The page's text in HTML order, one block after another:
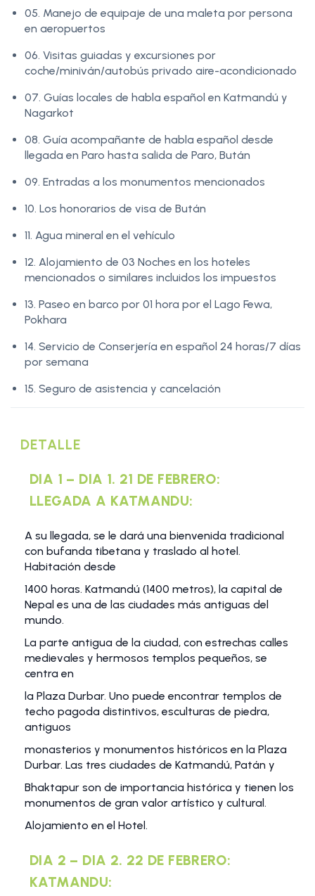
05. Manejo de equipaje de una maleta por persona
en aeropuertos
06. Visitas guiadas y excursiones por
coche/miniván/autobús privado aire-acondicionado
07. Guías locales de habla español en Katmandú y
Nagarkot
08. Guía acompañante de habla español desde
llegada en Paro hasta salida de Paro, Bután
09. Entradas a los monumentos mencionados
10. Los honorarios de visa de Bután
11. Agua mineral en el vehículo
12. Alojamiento de 03 Noches en los hoteles
mencionados o similares incluidos los impuestos
13. Paseo en barco por 01 hora por el Lago Fewa,
Pokhara
14. Servicio de Conserjería en español 24 horas/7 días
por semana
15. Seguro de asistencia y cancelación
DETALLE
DIA 1 – DIA 1. 21 DE FEBRERO:
LLEGADA A KATMANDU:
A su llegada, se le dará una bienvenida tradicional
con bufanda tibetana y traslado al hotel.
Habitación desde
1400 horas. Katmandú (1400 metros), la capital de
Nepal es una de las ciudades más antiguas del
mundo.
La parte antigua de la ciudad, con estrechas calles
medievales y hermosos templos pequeños, se
centra en
la Plaza Durbar. Uno puede encontrar templos de
techo pagoda distintivos, esculturas de piedra,
antiguos
monasterios y monumentos históricos en la Plaza
Durbar. Las tres ciudades de Katmandú, Patán y
Bhaktapur son de importancia histórica y tienen los
monumentos de gran valor artístico y cultural.
Alojamiento en el Hotel.
DIA 2 – DIA 2. 22 DE FEBRERO:
KATMANDU: